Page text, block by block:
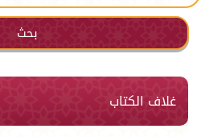
بحث
غلاف الكتاب